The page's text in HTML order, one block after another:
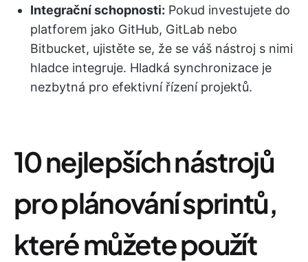
Integrační schopnosti: Pokud investujete do
platforem jako GitHub, GitLab nebo
Bitbucket, ujistěte se, že se váš nástroj s nimi
hladce integruje. Hladká synchronizace je
nezbytná pro efektivní řízení projektů.
10 nejlepších nástrojů
pro plánování sprintů,
které můžete použít